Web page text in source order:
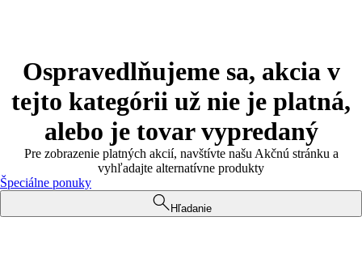
Ospravedlňujeme sa, akcia v
tejto kategórii už nie je platná,
alebo je tovar vypredaný
Pre zobrazenie platných akcií, navštívte našu Akčnú stránku a
vyhľadajte alternatívne produkty
Špeciálne ponuky
Hľadanie